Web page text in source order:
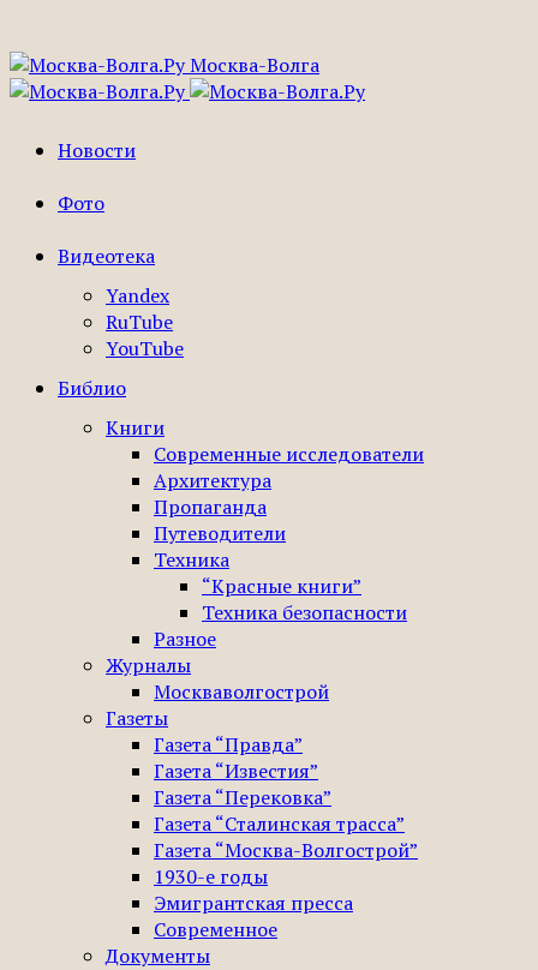
Москва-Волга
Новости
Фото
Видеотека
Yandex
RuTube
YouTube
Библио
Книги
Современные исследователи
Архитектура
Пропаганда
Путеводители
Техника
“Красные книги”
Техника безопасности
Разное
Журналы
Москваволгострой
Газеты
Газета “Правда”
Газета “Известия”
Газета “Перековка”
Газета “Сталинская трасса”
Газета “Москва-Волгострой”
1930-е годы
Эмигрантская пресса
Современное
Документы